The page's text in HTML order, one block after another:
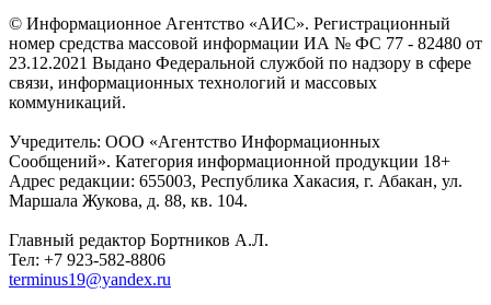
© Информационное Агентство «АИС». Регистрационный
номер средства массовой информации ИА № ФС 77 - 82480 от
23.12.2021 Выдано Федеральной службой по надзору в сфере
связи, информационных технологий и массовых
коммуникаций.
Учредитель: ООО «Агентство Информационных
Сообщений». Категория информационной продукции 18+
Адрес редакции: 655003, Республика Хакасия, г. Абакан, ул.
Маршала Жукова, д. 88, кв. 104.
Главный редактор Бортников А.Л.
Тел: +7 923-582-8806
terminus19@yandex.ru